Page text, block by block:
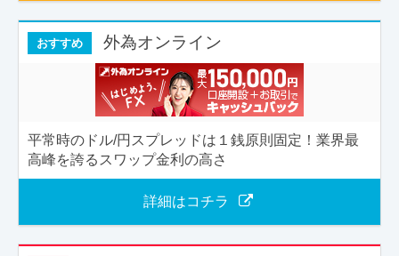
おすすめ 外為オンライン
平常時のドル/円スプレッドは１銭原則固定！業界最
高峰を誇るスワップ金利の高さ
詳細はコチラ